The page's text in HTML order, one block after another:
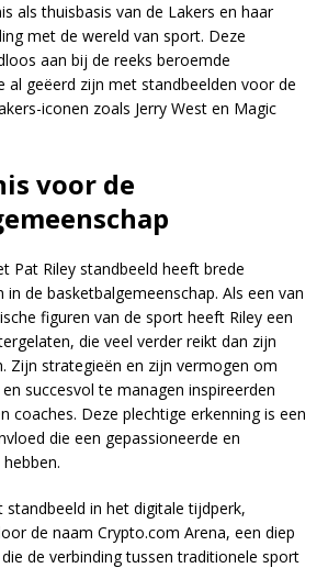
als thuisbasis van de Lakers en haar
met de wereld van sport. Deze
aan bij de reeks beroemde
al geëerd zijn met standbeelden voor de
iconen zoals Jerry West en Magic
voor de
Pat Riley standbeeld heeft brede
in de basketbalgemeenschap. Als een van
figuren van de sport heeft Riley een
die veel verder reikt dan zijn
Zijn strategieën en zijn vermogen om
succesvol te managen inspireerden
coaches. Deze plechtige erkenning is een
die een gepassioneerde en
in het digitale tijdperk,
de naam Crypto.com Arena, een diep
de verbinding tussen traditionele sport